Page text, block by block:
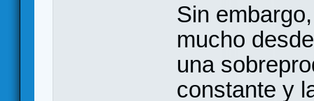
Sin
mucho
una
constante y